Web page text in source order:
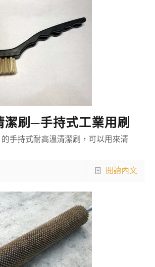
潔刷─手持式工業用刷
手持式耐高溫清潔刷，可以用來清
閱讀內文